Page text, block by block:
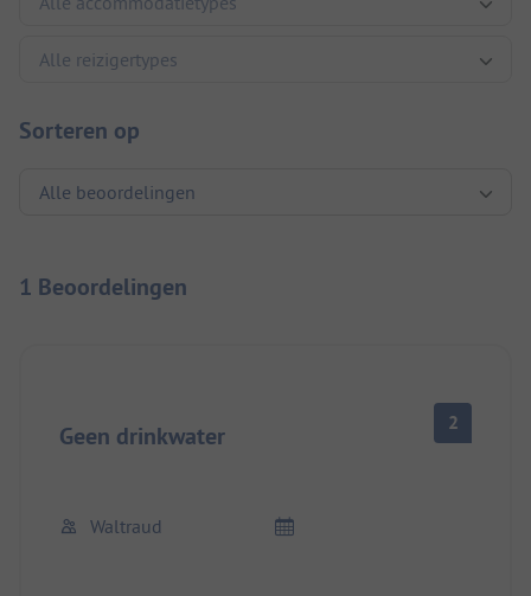
Sorteren op
1 Beoordelingen
Geen drinkwater 2
Waltraud